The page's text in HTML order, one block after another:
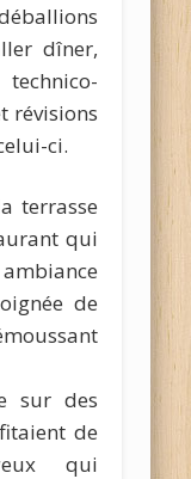
dîner,
révisions
ci.
terrasse
qui
de
sur des
de
qui